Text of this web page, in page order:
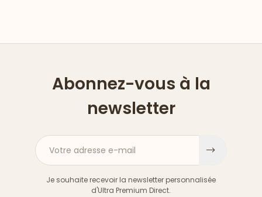
Abonnez-vous à la
newsletter
Votre adresse e-mail
Je souhaite recevoir la newsletter personnalisée
d'Ultra Premium Direct.